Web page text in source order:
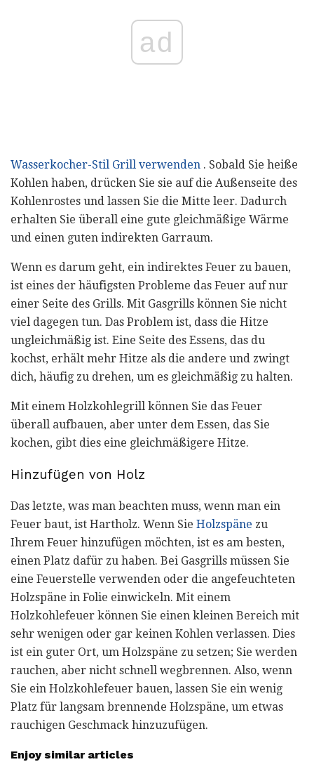
ad
Wasserkocher-Stil Grill verwenden . Sobald Sie heiße
Kohlen haben, drücken Sie sie auf die Außenseite des
Kohlenrostes und lassen Sie die Mitte leer. Dadurch
erhalten Sie überall eine gute gleichmäßige Wärme
und einen guten indirekten Garraum.
Wenn es darum geht, ein indirektes Feuer zu bauen,
ist eines der häufigsten Probleme das Feuer auf nur
einer Seite des Grills. Mit Gasgrills können Sie nicht
viel dagegen tun. Das Problem ist, dass die Hitze
ungleichmäßig ist. Eine Seite des Essens, das du
kochst, erhält mehr Hitze als die andere und zwingt
dich, häufig zu drehen, um es gleichmäßig zu halten.
Mit einem Holzkohlegrill können Sie das Feuer
überall aufbauen, aber unter dem Essen, das Sie
kochen, gibt dies eine gleichmäßigere Hitze.
Hinzufügen von Holz
Das letzte, was man beachten muss, wenn man ein
Feuer baut, ist Hartholz. Wenn Sie Holzspäne zu
Ihrem Feuer hinzufügen möchten, ist es am besten,
einen Platz dafür zu haben. Bei Gasgrills müssen Sie
eine Feuerstelle verwenden oder die angefeuchteten
Holzspäne in Folie einwickeln. Mit einem
Holzkohlefeuer können Sie einen kleinen Bereich mit
sehr wenigen oder gar keinen Kohlen verlassen. Dies
ist ein guter Ort, um Holzspäne zu setzen; Sie werden
rauchen, aber nicht schnell wegbrennen. Also, wenn
Sie ein Holzkohlefeuer bauen, lassen Sie ein wenig
Platz für langsam brennende Holzspäne, um etwas
rauchigen Geschmack hinzuzufügen.
Enjoy similar articles